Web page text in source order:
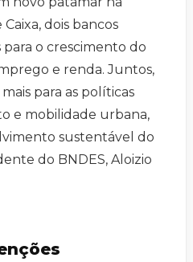
dois bancos
o crescimento do
e renda. Juntos,
para as políticas
e mobilidade urbana,
sustentável do
do BNDES, Aloizio